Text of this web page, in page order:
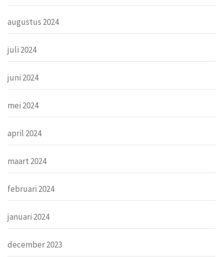
augustus 2024
juli 2024
juni 2024
mei 2024
april 2024
maart 2024
februari 2024
januari 2024
december 2023